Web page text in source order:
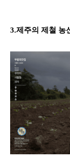
3.제주의 제철 농